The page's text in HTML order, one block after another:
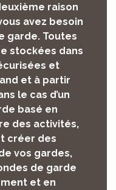
raison
avez besoin
garde. Toutes
stockées dans
et
et à partir
le cas d’un
basé en
des activités,
créer des
vos gardes,
de garde
et en